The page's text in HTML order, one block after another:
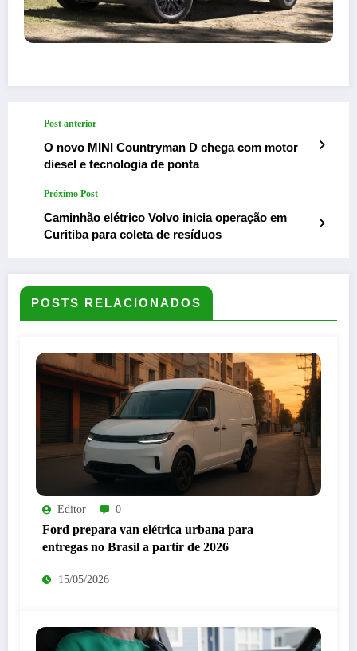
Post anterior
O novo MINI Countryman D chega com motor
diesel e tecnologia de ponta
Próximo Post
Caminhão elétrico Volvo inicia operação em
Curitiba para coleta de resíduos
POSTS RELACIONADOS
Editor 0
Ford prepara van elétrica urbana para
entregas no Brasil a partir de 2026
15/05/2026